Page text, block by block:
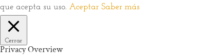
que acepta su uso. Aceptar Saber más
Cerrar
Privacy Overview